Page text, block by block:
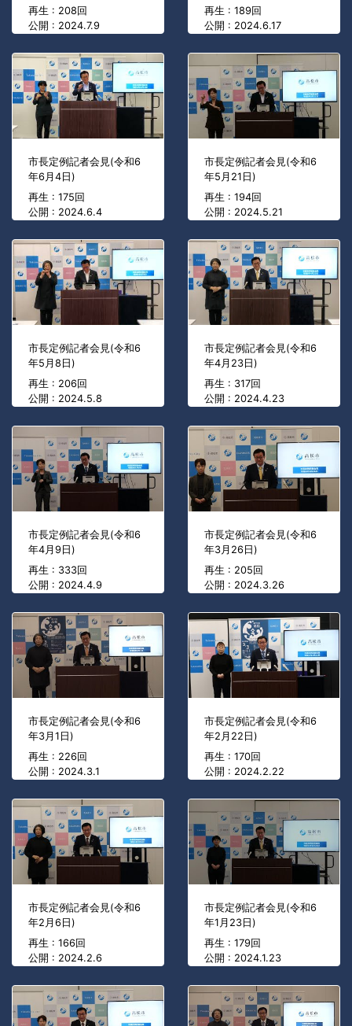
再生 : 208回
公開 : 2024.7.9
再生 : 189回
公開 : 2024.6.17
市長定例記者会見(令和6
年6月4日)
再生 : 175回
公開 : 2024.6.4
市長定例記者会見(令和6
年5月21日)
再生 : 194回
公開 : 2024.5.21
市長定例記者会見(令和6
年5月8日)
再生 : 206回
公開 : 2024.5.8
市長定例記者会見(令和6
年4月23日)
再生 : 317回
公開 : 2024.4.23
市長定例記者会見(令和6
年4月9日)
再生 : 333回
公開 : 2024.4.9
市長定例記者会見(令和6
年3月26日)
再生 : 205回
公開 : 2024.3.26
市長定例記者会見(令和6
年3月1日)
再生 : 226回
公開 : 2024.3.1
市長定例記者会見(令和6
年2月22日)
再生 : 170回
公開 : 2024.2.22
市長定例記者会見(令和6
年2月6日)
再生 : 166回
公開 : 2024.2.6
市長定例記者会見(令和6
年1月23日)
再生 : 179回
公開 : 2024.1.23